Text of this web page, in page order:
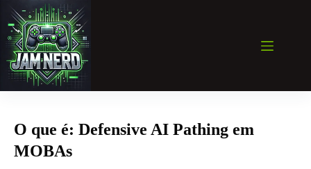
para
conteúdo
O que é: Defensive AI Pathing em
MOBAs